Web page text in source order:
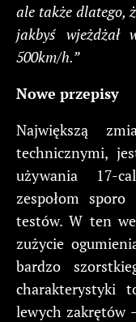
ale także dlatego,
jakbyś wjeżdżał
500km/h.”
Nowe przepisy
Największą
technicznymi,
używania 17-
zespołom
testów. W ten
zużycie
bardzo
charakterystyki
lewych zakrętów